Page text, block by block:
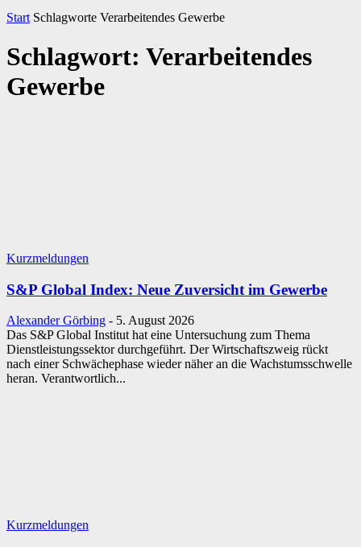
Start Schlagworte Verarbeitendes Gewerbe
Schlagwort: Verarbeitendes
Gewerbe
Kurzmeldungen
S&P Global Index: Neue Zuversicht im Gewerbe
Alexander Görbing - 5. August 2026
Das S&P Global Institut hat eine Untersuchung zum Thema
Dienstleistungssektor durchgeführt. Der Wirtschaftszweig rückt
nach einer Schwächephase wieder näher an die Wachstumsschwelle
heran. Verantwortlich...
Kurzmeldungen